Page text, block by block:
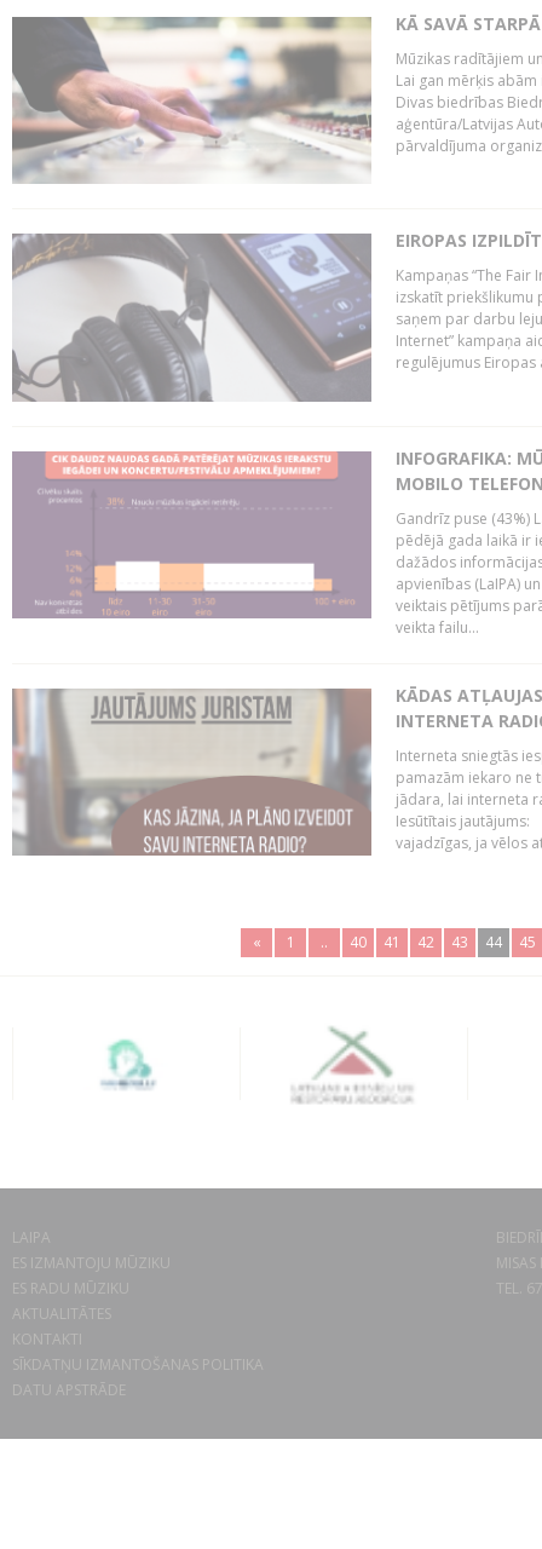
KĀ SAVĀ
Mūzikas radītājiem
Lai gan mērķis
Divas biedrības
aģentūra/Latvijas
pārvaldījuma
EIROPAS
Kampaņas “The
izskatīt priekšlikumu
saņem par darbu
Internet” kampaņa
regulējumus
INFOGRAFIKA:
MOBILO
Gandrīz puse (43%)
pēdējā gada laikā ir
dažādos
apvienības (LaIPA)
veiktais pētījums
veikta failu...
KĀDAS
INTERNETA
Interneta sniegtās
pamazām iekaro ne
jādara, lai interneta
Iesūtītais jautājums:
vajadzīgas, ja vēlos
« 1 .. 40 41 42 43 44 45
LAIPA
ES IZMANTOJU MŪZIKU
ES RADU MŪZIKU
AKTUALITĀTES
KONTAKTI
SĪKDATŅU IZMANTOŠANAS POLITIKA
DATU APSTRĀDE
TEL.